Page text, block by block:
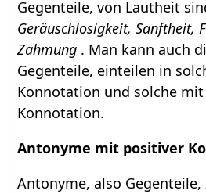
Gegenteile, von Lautheit
Geräuschlosigkeit, Sanftheit,
Zähmung . Man kann auch
Gegenteile, einteilen in
Konnotation und solche
Konnotation.
Antonyme mit positiver
Antonyme, also Gegenteile,